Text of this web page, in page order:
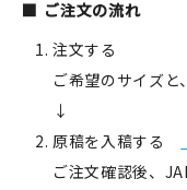
ご注文の流れ
注文する
ご希望のサイズと
↓
原稿を入稿する
ご注文確認後、